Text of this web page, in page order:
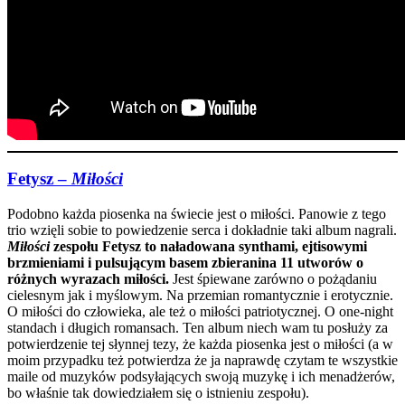
Fetysz –Miłości
Podobno każda piosenka na świecie jest o miłości. Panowie z tego
trio wzięli sobie to powiedzenie serca i dokładnie taki album nagrali.
Miłościzespołu Fetysz to naładowana synthami, ejtisowymi
brzmieniami i pulsującym basem zbieranina 11 utworów o
różnych wyrazach miłości. Jest śpiewane zarówno o pożądaniu
cielesnym jak i myślowym. Na przemian romantycznie i erotycznie.
O miłości do człowieka, ale też o miłości patriotycznej. O one-night
standach i długich romansach. Ten album niech wam tu posłuży za
potwierdzenie tej słynnej tezy, że każda piosenka jest o miłości (a w
moim przypadku też potwierdza że ja naprawdę czytam te wszystkie
maile od muzyków podsyłających swoją muzykę i ich menadżerów,
bo właśnie tak dowiedziałem się o istnieniu zespołu).